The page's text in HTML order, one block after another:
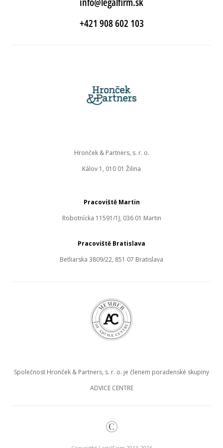
+421 908 602 103
Pracoviště Martin
Robotnícka 11591/1J, 036 01 Martin
Hronček & Partners, s. r. o.
Kálov 1, 010 01 Žilina
Pracoviště Bratislava
Betliarska 3809/22, 851 07 Bratislava
Společnost Hronček & Partners, s. r. o. je členem poradenské skupiny
ADVICE CENTRE
©